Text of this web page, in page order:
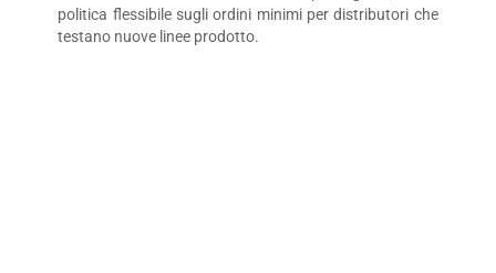
politica flessibile sugli ordini minimi per distributori che
testano nuove linee prodotto.